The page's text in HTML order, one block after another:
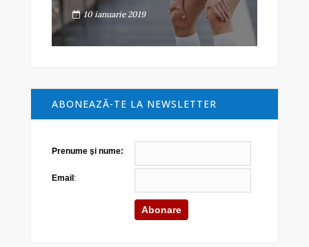
10 ianuarie 2019
ABONEAZĂ-TE LA NEWSLETTER
Prenume şi nume:
Email :